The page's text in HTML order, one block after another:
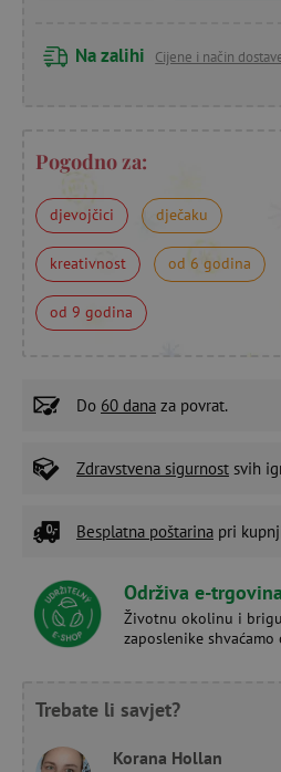
Na zalihi Cijene i način
Pogodno za:
djevojčici dječaku
kreativnost od 6 godina
od 9 godina
Do 60 dana za povrat.
Zdravstvena sigurnost svih
Besplatna poštarina pri
Održiva e-trgovina
Životnu okolinu i
zaposlenike
Trebate li savjet?
Korana Hollan